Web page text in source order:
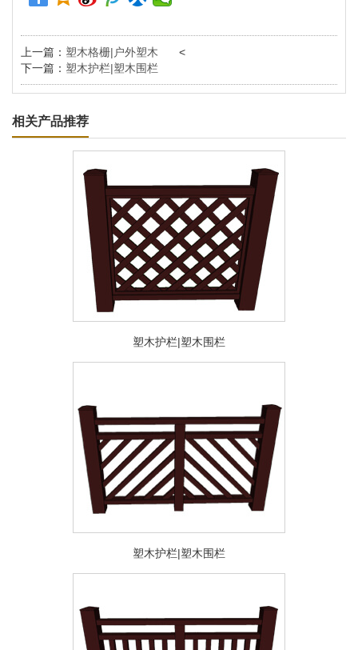
<
上一篇： 塑木格栅|户外塑木
下一篇： 塑木护栏|塑木围栏
相关产品推荐
塑木护栏|塑木围栏
塑木护栏|塑木围栏